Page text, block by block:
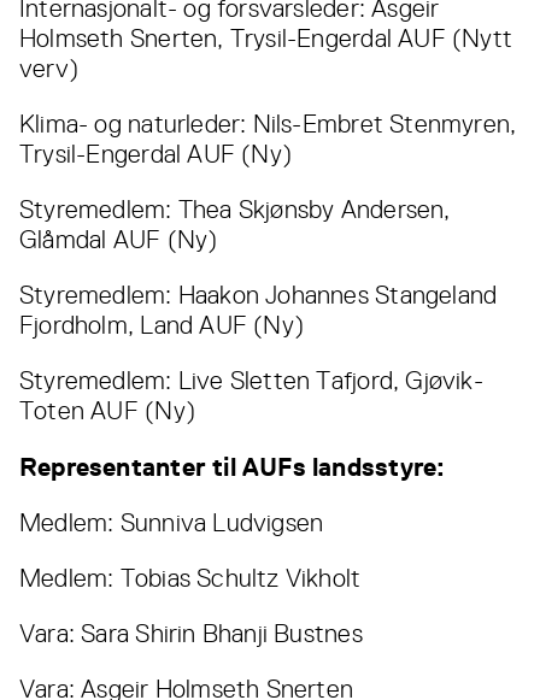
Internasjonalt- og forsvarsleder: Asgeir
Holmseth Snerten, Trysil-Engerdal AUF (Nytt
verv)
Klima- og naturleder: Nils-Embret Stenmyren,
Trysil-Engerdal AUF (Ny)
Styremedlem: Thea Skjønsby Andersen,
Glåmdal AUF (Ny)
Styremedlem: Haakon Johannes Stangeland
Fjordholm, Land AUF (Ny)
Styremedlem: Live Sletten Tafjord, Gjøvik-
Toten AUF (Ny)
Representanter til AUFs landsstyre:
Medlem: Sunniva Ludvigsen
Medlem: Tobias Schultz Vikholt
Vara: Sara Shirin Bhanji Bustnes
Vara: Asgeir Holmseth Snerten